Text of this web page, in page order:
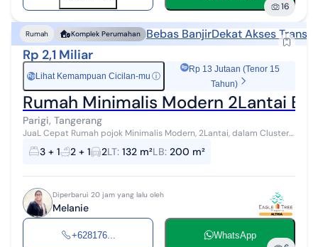
16
Rumah Komplek Perumahan Bebas BanjirDekat Akses
Rp 2,1 Miliar
Rp Lihat Kemampuan Cicilan-mu ⓘ
Rp 13 Jutaan (Tenor 15
Tahun)
Rumah Minimalis Modern 2Lantai
Parigi, Tangerang
JuaL Cepat Rumah pojok Minimalis Modern, 2Lantai, dalam Cluster
di Parigi Lama, Tangsel *Parigi Lama Bintaro* *Spesifikasi :* Luas
Tanah 132m�...
3 + 1 2 + 1 2LT: 132 m²LB: 200 m²
Diperbarui 20 jam yang lalu oleh
Melanie
+628176... WhatsApp